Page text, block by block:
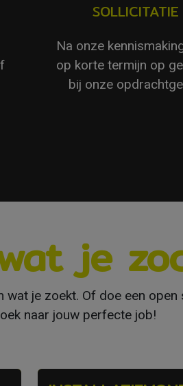
SOLLICITATIE
Na onze
op korte termijn op
bij onze
je
wat je zoekt. Of doe een
naar jouw perfecte job!